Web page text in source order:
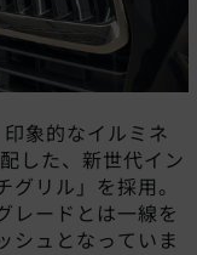
象的なイルミネ
した、新世代イン
リル」を採用。
レードとは一線を
シュとなっていま